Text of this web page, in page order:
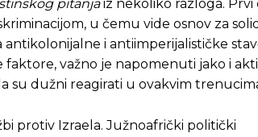
da živi!
Vašu priču da živi, Redakcija Objavi.ba
da živi!
Vašu priču da živi, Redakcija Objavi.ba
pitanjaiz nekoliko razloga. Prvi
u čemu vide osnov za
i antiimperijalističke
faktore, važno je napomenuti jako i
su dužni reagirati u ovakvim
protiv Izraela. Južnoafrički politički